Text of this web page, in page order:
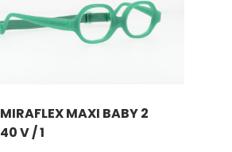
MIRAFLEX MAXI BABY 2
40 V / 1